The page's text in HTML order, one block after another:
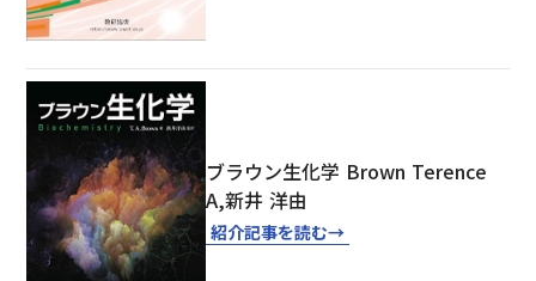
ブラウン生化学 Brown Terence
A,新井 洋由
紹介記事を読む→